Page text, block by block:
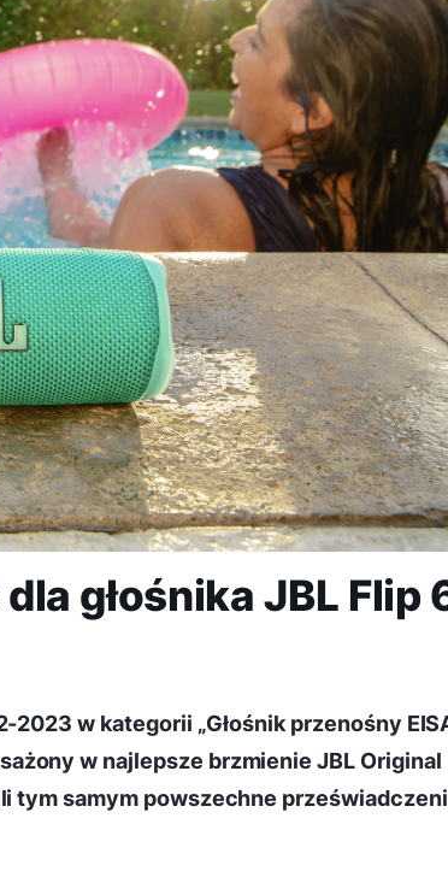
głośnika JBL Flip
w kategorii „Głośnik przenośny
w najlepsze brzmienie JBL Original
tym samym powszechne